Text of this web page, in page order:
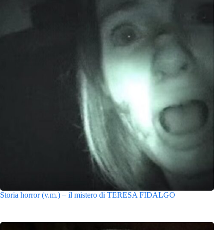
Storia horror (v.m.) – il mistero di TERESA FIDALGO